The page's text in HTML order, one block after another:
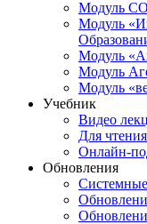
Модуль
Модуль
Модуль
Модуль
Модуль
Учебник
Видео
Для чтения
Онлайн-
Обновления
Системные